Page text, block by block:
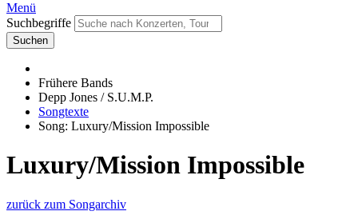
Menü
Suchbegriffe
Suchen
Frühere Bands
Depp Jones / S.U.M.P.
Songtexte
Song: Luxury/Mission Impossible
Luxury/Mission Impossible
zurück zum Songarchiv